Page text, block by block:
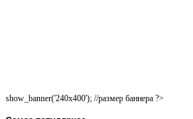
show_banner('240x400'); //размер баннера ?>